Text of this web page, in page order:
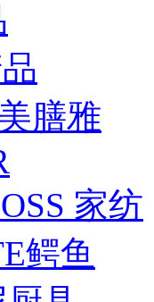
膳雅
家纺
鳄鱼